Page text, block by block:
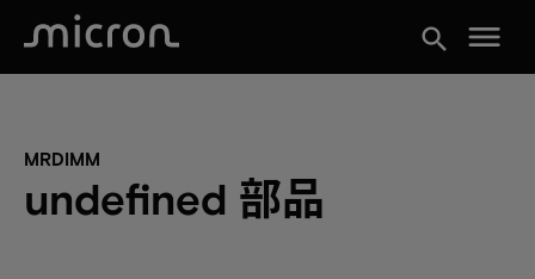
search menu
MRDIMM
undefined 部品